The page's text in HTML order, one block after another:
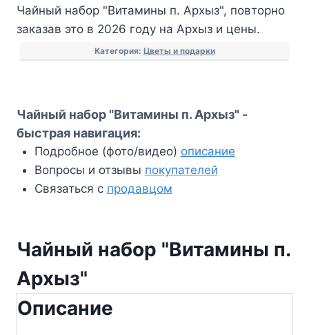
Чайный набор "Витамины п. Архыз", повторно
заказав это в 2026 году на Архыз и цены.
Категория: Цветы и подарки
Чайный набор "Витамины п. Архыз" -
быстрая навигация:
Подробное (фото/видео) описание
Вопросы и отзывы покупателей
Связаться с продавцом
Чайный набор "Витамины п.
Архыз"
Описание